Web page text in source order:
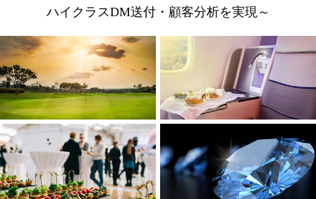
ハイクラスDM送付・顧客分析を実現～